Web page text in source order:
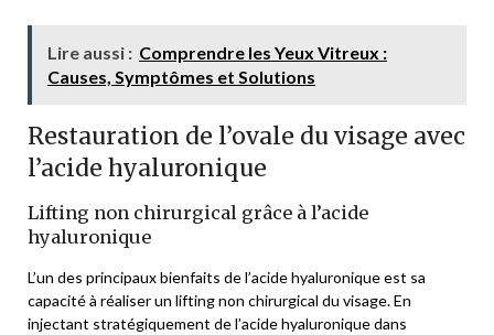
Lire aussi : Comprendre les Yeux Vitreux :
Causes, Symptômes et Solutions
Restauration de l’ovale du visage avec
l’acide hyaluronique
Lifting non chirurgical grâce à l’acide
hyaluronique
L’un des principaux bienfaits de l’acide hyaluronique est sa
capacité à réaliser un lifting non chirurgical du visage. En
injectant stratégiquement de l’acide hyaluronique dans